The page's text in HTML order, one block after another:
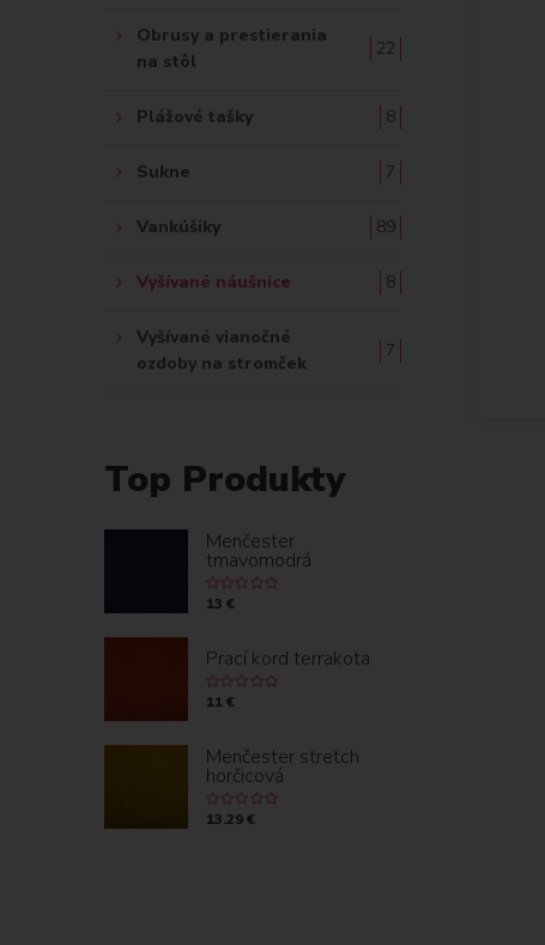
Obrusy a prestierania
na stôl
22
Plážové tašky 8
Sukne 7
Vankúšiky 89
Vyšívané náušnice 8
Vyšívané vianočné
ozdoby na stromček
7
Top Produkty
Menčester
tmavomodrá
13 €
Prací kord terrakota
11 €
Menčester stretch
horčicová
13.29 €